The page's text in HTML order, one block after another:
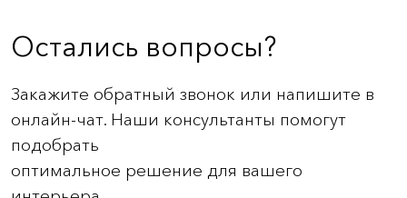
Остались вопросы?
Закажите обратный звонок или напишите в
онлайн-чат. Наши консультанты помогут
подобрать
оптимальное решение для вашего